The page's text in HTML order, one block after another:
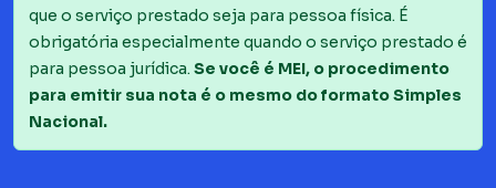
que o serviço prestado seja para pessoa física. É
obrigatória especialmente quando o serviço prestado é
para pessoa jurídica. Se você é MEI, o procedimento
para emitir sua nota é o mesmo do formato Simples
Nacional.